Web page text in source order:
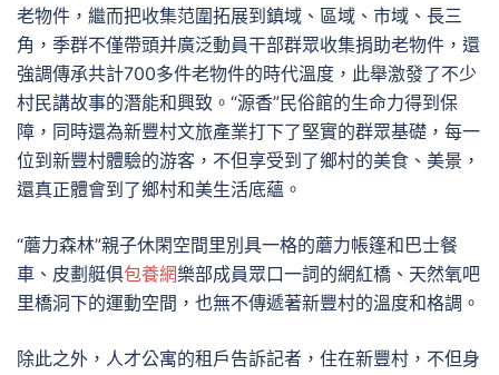
老物件，繼而把收集范圍拓展到鎮域、區域、市域、長三
角，季群不僅帶頭并廣泛動員干部群眾收集捐助老物件，還
強調傳承共計700多件老物件的時代溫度，此舉激發了不少
村民講故事的潛能和興致。“源香”民俗館的生命力得到保
障，同時還為新豐村文旅產業打下了堅實的群眾基礎，每一
位到新豐村體驗的游客，不但享受到了鄉村的美食、美景，
還真正體會到了鄉村和美生活底蘊。
“蘑力森林”親子休閑空間里別具一格的蘑力帳篷和巴士餐
車、皮劃艇俱包養網樂部成員眾口一詞的網紅橋、天然氧吧
里橋洞下的運動空間，也無不傳遞著新豐村的溫度和格調。
除此之外，人才公寓的租戶告訴記者，住在新豐村，不但身